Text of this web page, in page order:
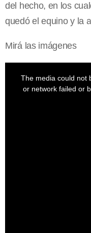
del hecho, en los
quedó el equino y la
Mirá las imágenes